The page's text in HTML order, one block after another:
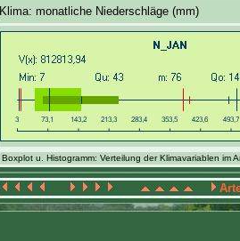
Klima: monatliche Niederschläge (mm)
Boxplot u. Histogramm: Verteilung der Klimavariablen im